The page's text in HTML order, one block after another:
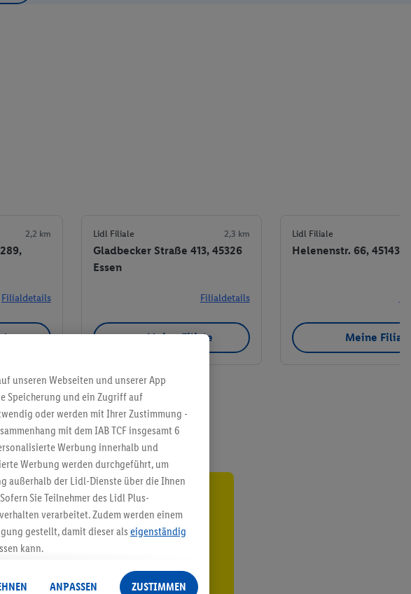
2,2 km
Filialdetails
Lidl Filiale 2,3 km
Gladbecker Straße 413, 45326
Essen
Filialdetails
Meine Filiale
Lidl Filiale
Helenenstr. 66, 45143
Meine
sparen³²ᵃ
Newsletter anmelden
unseren Webseiten und unserer App
Speicherung und ein Zugriff auf
oder werden mit Ihrer Zustimmung -
mit dem IAB TCF insgesamt 6
Werbung innerhalb und
Werbung werden durchgeführt, um
außerhalb der Lidl-Dienste über die Ihnen
Sie Teilnehmer des Lidl Plus-
verarbeitet. Zudem werden einem
gestellt, damit dieser als eigenständig
kann.
über Ihre Nutzung der Lidl-Dienste, Ihr
ANPASSEN ZUSTIMMEN